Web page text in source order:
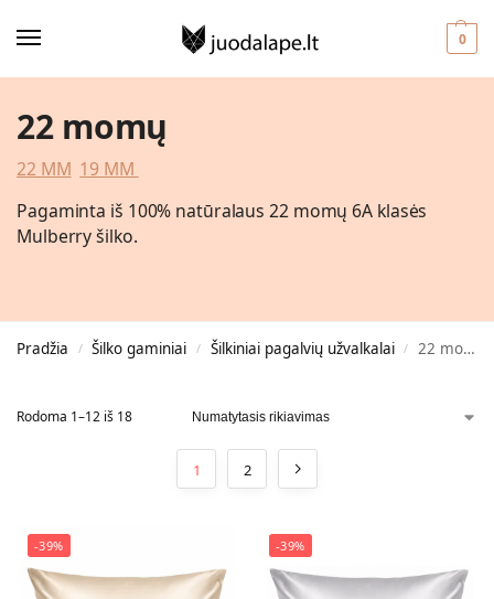
0
22 momų
22 MM 19 MM
Pagaminta iš 100% natūralaus 22 momų 6A klasės
Mulberry šilko.
Pradžia / Šilko gaminiai / Šilkiniai pagalvių užvalkalai / 22 momų
Rodoma 1–12 iš 18
1 2
-39% -39%